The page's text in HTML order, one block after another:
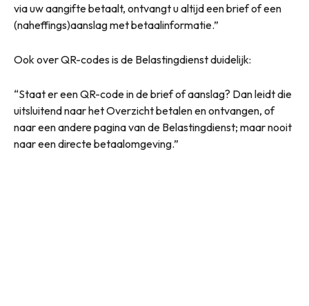
via uw aangifte betaalt, ontvangt u altijd een brief of een
(naheffings)aanslag met betaalinformatie.”
Ook over QR-codes is de Belastingdienst duidelijk:
“Staat er een QR-code in de brief of aanslag? Dan leidt die
uitsluitend naar het Overzicht betalen en ontvangen, of
naar een andere pagina van de Belastingdienst; maar nooit
naar een directe betaalomgeving.”